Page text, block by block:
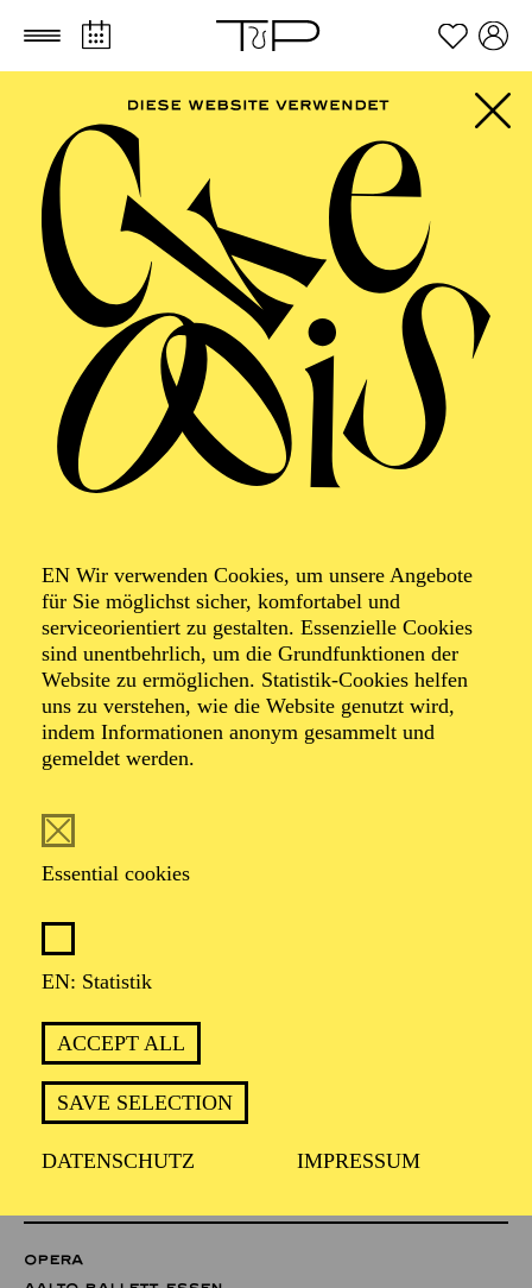
Zum Hauptinhalt springen Zum Footer springen
EN Wir verwenden Cookies, um unsere Angebote
für Sie möglichst sicher, komfortabel und
serviceorientiert zu gestalten. Essenzielle Cookies
sind unentbehrlich, um die Grundfunktionen der
Website zu ermöglichen. Statistik-Cookies helfen
uns zu verstehen, wie die Website genutzt wird,
indem Informationen anonym gesammelt und
gemeldet werden.
Essential cookies
EN: Statistik
ACCEPT ALL
SAVE SELECTION
DATENSCHUTZ IMPRESSUM
FILTER
MARCH 2027
PHILHARMONIE ESSEN
Monday
01.03.2027
10:00 - 10:45
RWE Pavillon
ABENTEUER MUSIK
EINE WELTMUSIK-REISE
Für Kinder von 3 bis 6 Jahren
TICKETS
12,00€
OPERA
Wednesday
03.03.2027
15:30 - 17:30
Aalto-Foyer
ÖFFENTLICHE THEATER­
FÜHRUNG
OPERA